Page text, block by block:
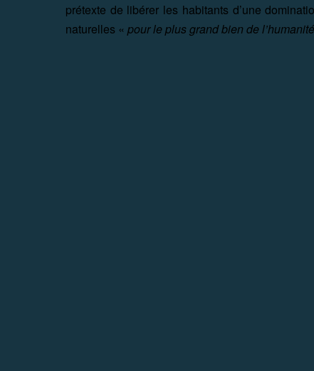
prétexte de libérer les habitants d’une
naturelles « pour le plus grand bien de l’humanité